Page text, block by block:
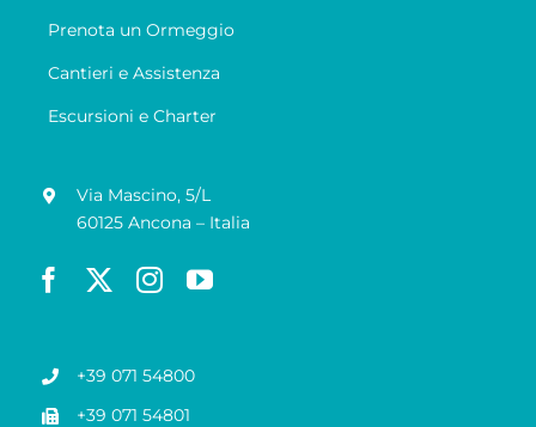
Prenota un Ormeggio
Cantieri e Assistenza
Escursioni e Charter
Via Mascino, 5/L
60125 Ancona – Italia
+39 071 54800
+39 071 54801